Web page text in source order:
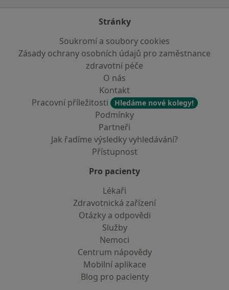
Stránky
Soukromí a soubory cookies
Zásady ochrany osobních údajů pro zaměstnance
zdravotní péče
O nás
Kontakt
Pracovní příležitosti
Hledáme nové kolegy!
Podmínky
Partneři
Jak řadíme výsledky vyhledávání?
Přístupnost
Pro pacienty
Lékaři
Zdravotnická zařízení
Otázky a odpovědi
Služby
Nemoci
Centrum nápovědy
Mobilní aplikace
Blog pro pacienty